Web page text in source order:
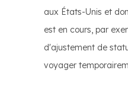
aux États-Unis et
est en cours, par
d'ajustement de
voyager